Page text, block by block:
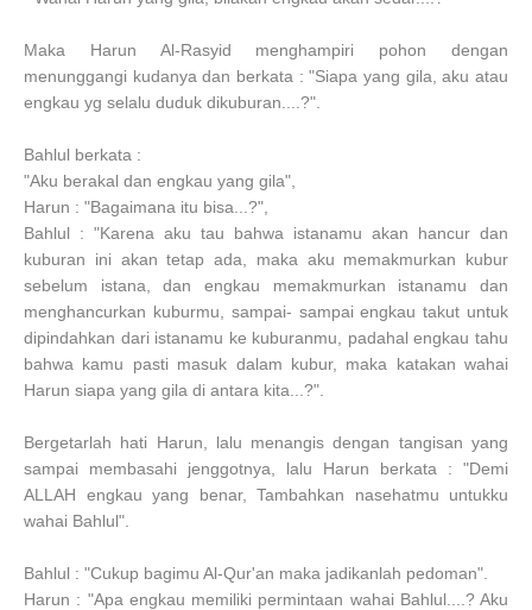
Maka Harun Al-Rasyid menghampiri pohon dengan
menunggangi kudanya dan berkata : "Siapa yang gila, aku atau
engkau yg selalu duduk dikuburan....?".
Bahlul berkata :
"Aku berakal dan engkau yang gila",
Harun : "Bagaimana itu bisa...?",
Bahlul : "Karena aku tau bahwa istanamu akan hancur dan
kuburan ini akan tetap ada, maka aku memakmurkan kubur
sebelum istana, dan engkau memakmurkan istanamu dan
menghancurkan kuburmu, sampai- sampai engkau takut untuk
dipindahkan dari istanamu ke kuburanmu, padahal engkau tahu
bahwa kamu pasti masuk dalam kubur, maka katakan wahai
Harun siapa yang gila di antara kita...?".
Bergetarlah hati Harun, lalu menangis dengan tangisan yang
sampai membasahi jenggotnya, lalu Harun berkata : "Demi
ALLAH engkau yang benar, Tambahkan nasehatmu untukku
wahai Bahlul".
Bahlul : "Cukup bagimu Al-Qur'an maka jadikanlah pedoman".
Harun : "Apa engkau memiliki permintaan wahai Bahlul....? Aku